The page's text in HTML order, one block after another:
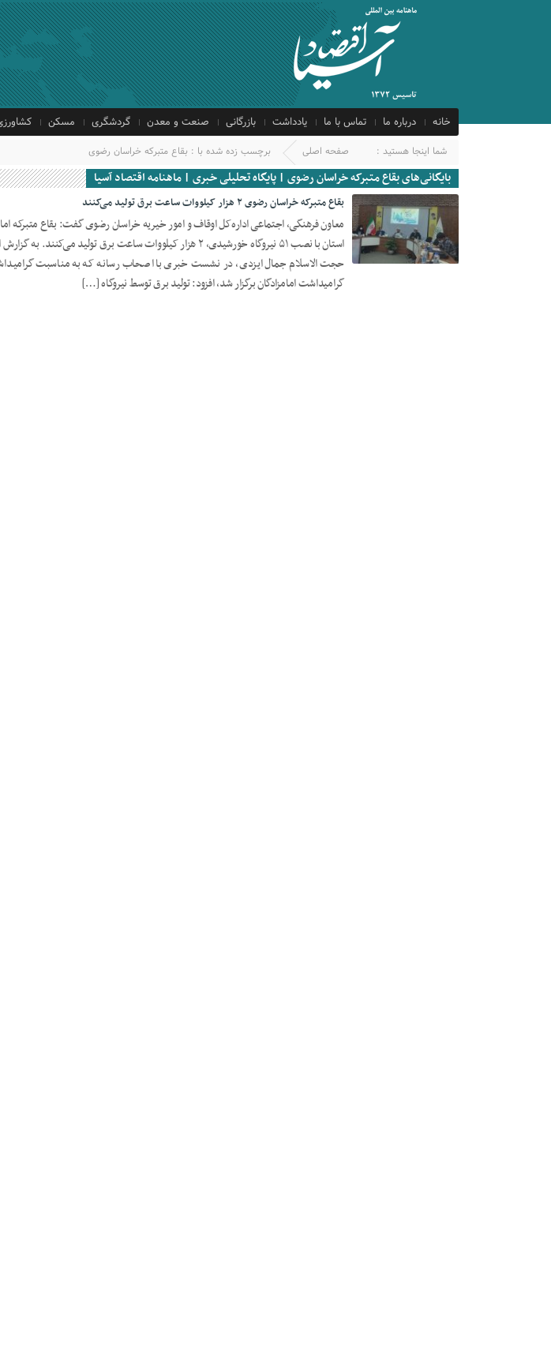
خانه درباره ما تماس با ما یادداشت بازرگانی صنعت و معدن گردشگری مسکن
شما اینجا هستید : صفحه اصلی برچسب زده شده با : بقاع متبرکه خراسان رضوی
بایگانی‌های بقاع متبرکه خراسان رضوی | پایگاه تحلیلی خبری | ماهنامه اقتصاد آسیا
15 ژوئن 2021
بقاع متبرکه خراسان رضوی ۲ هزار کیلووات ساعت برق تولید می‌کنند
معاون فرهنگی، اجتماعی اداره‌کل اوقاف و امور خیریه خراسان رضوی گفت: بقاع متبرکه
استان با نصب ۵۱ نیروگاه خورشیدی، ۲ هزار کیلووات ساعت برق تولید می‌کنند. به
حجت الاسلام جمال ایزدی، در نشست خبری با اصحاب رسانه که به مناسبت
گرامیداشت امامزادگان برگزار شد، افزود: تولید برق توسط نیروگاه […]